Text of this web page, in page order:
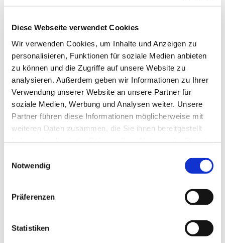
Diese Webseite verwendet Cookies
Wir verwenden Cookies, um Inhalte und Anzeigen zu
personalisieren, Funktionen für soziale Medien anbieten
zu können und die Zugriffe auf unsere Website zu
analysieren. Außerdem geben wir Informationen zu Ihrer
Verwendung unserer Website an unsere Partner für
soziale Medien, Werbung und Analysen weiter. Unsere
Partner führen diese Informationen möglicherweise mit
weiteren Daten zusammen, die Sie ihnen bereitgestellt
Notwendig
Präferenzen
Statistiken
Dienstag, 11. Mai 2027, 15:00 Uhr
Dies könnte Sie auch
interessieren